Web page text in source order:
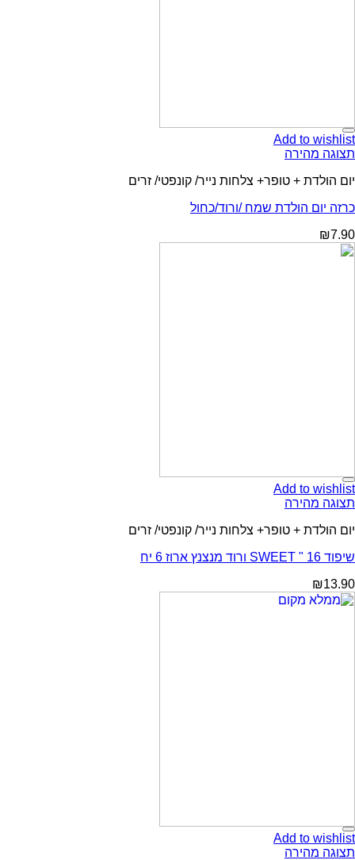
Add to wishlist
תצוגה מהירה
יום הולדת + טופר+ צלחות נייר/ קונפטי/ זרים
כרזה יום הולדת שמח /ורוד/כחול
₪7.90
Add to wishlist
תצוגה מהירה
יום הולדת + טופר+ צלחות נייר/ קונפטי/ זרים
שיפוד 16 " SWEET ורוד מנצנץ ארוז 6 יח
₪13.90
Add to wishlist
תצוגה מהירה